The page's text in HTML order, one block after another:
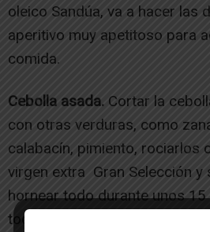
oleico Sandúa, va a hacer las
aperitivo muy apetitoso para
comida.
Cebolla asada. Cortar la
con otras verduras, como
calabacín, pimiento, rociarlos
virgen extra Gran Selección y
hornear todo durante unos
todo lo que necesitas para